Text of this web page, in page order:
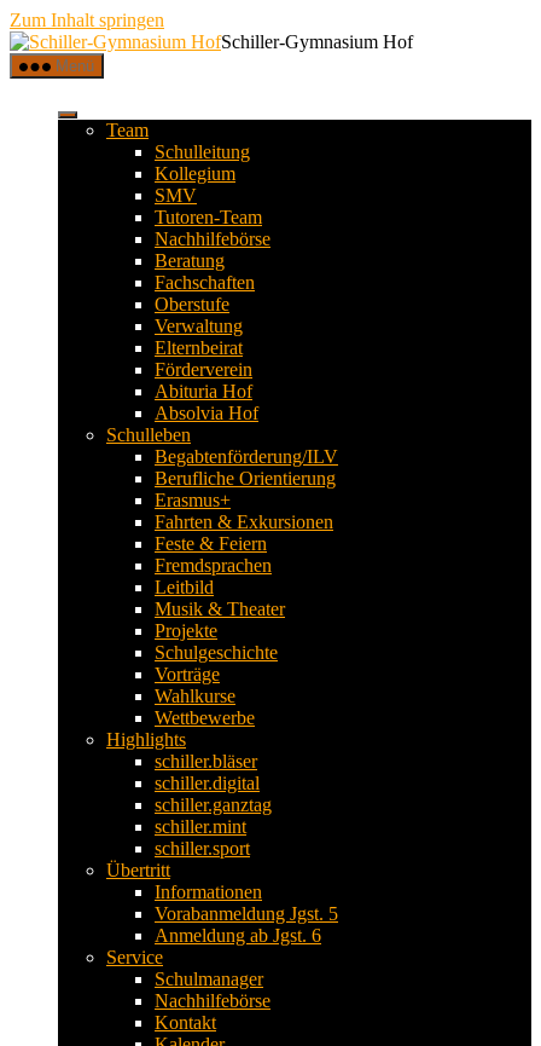
Zum Inhalt springen
Schiller-Gymnasium Hof
Menü
Team
Schulleitung
Kollegium
SMV
Tutoren-Team
Nachhilfebörse
Beratung
Fachschaften
Oberstufe
Verwaltung
Elternbeirat
Förderverein
Abituria Hof
Absolvia Hof
Schulleben
Begabtenförderung/ILV
Berufliche Orientierung
Erasmus+
Fahrten & Exkursionen
Feste & Feiern
Fremdsprachen
Leitbild
Musik & Theater
Projekte
Schulgeschichte
Vorträge
Wahlkurse
Wettbewerbe
Highlights
schiller.bläser
schiller.digital
schiller.ganztag
schiller.mint
schiller.sport
Übertritt
Informationen
Vorabanmeldung Jgst. 5
Anmeldung ab Jgst. 6
Service
Schulmanager
Nachhilfebörse
Kontakt